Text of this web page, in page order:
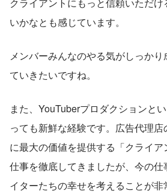
いかなとも感じています。
メンバーみんなのやる気がしっか
ていきたいですね。
また、YouTuberプロダクションと
っても新鮮な経験です。広告代理店
に最大の価値を提供する「クライ
仕事を徹底してきましたが、今の
イターたちの幸せを考えることが